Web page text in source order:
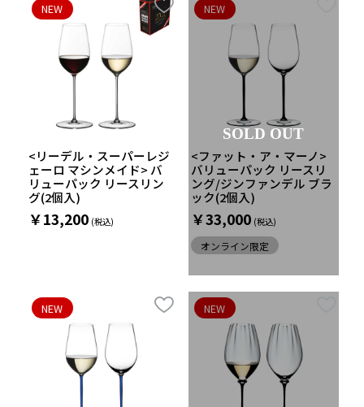
<リーデル・スーパーレジ
ェーロ マシンメイド> バ
リューパック リースリン
グ(2個入)
￥13,200
NEW
<ファット・ア・マーノ>
バリューパック リースリ
ング/ジンファンデル ブラ
ック(2個入)
￥33,000
NEW
オンライン限定
SOLD OUT
NEW NEW